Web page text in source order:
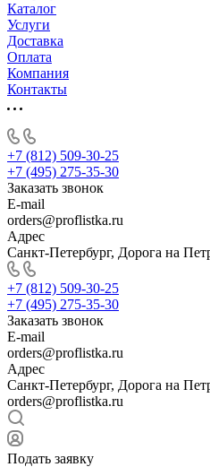
Каталог
Услуги
Доставка
Оплата
Компания
Контакты
+7 (812) 509-30-25
+7 (495) 275-35-30
Заказать звонок
E-mail
orders@proflistka.ru
Адрес
Санкт-Петербург, Дорога на
+7 (812) 509-30-25
+7 (495) 275-35-30
Заказать звонок
E-mail
orders@proflistka.ru
Адрес
Санкт-Петербург, Дорога на
orders@proflistka.ru
Подать заявку